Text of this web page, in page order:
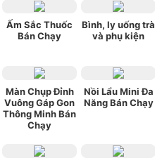
Ấm Sắc Thuốc
Bán Chạy
Bình, ly uống trà
và phụ kiện
Màn Chụp Đỉnh
Vuông Gáp Gon
Thông Minh Bán
Chạy
Nồi Lẩu Mini Đa
Năng Bán Chạy